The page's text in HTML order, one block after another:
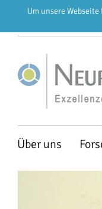
Um unsere
EN DE
Navigation
überspringen
Über uns